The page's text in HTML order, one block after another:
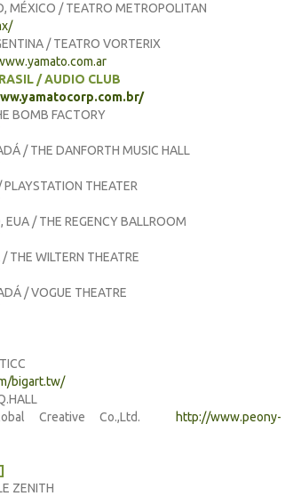
MÉXICO / TEATRO METROPOLITAN
/ TEATRO VORTERIX
/ AUDIO CLUB
BOMB FACTORY
/ THE DANFORTH MUSIC HALL
THEATER
/ THE REGENCY BALLROOM
THE WILTERN THEATRE
/ VOGUE THEATRE
bigart.tw/
Creative Co.,Ltd.
http://www.peony-
ZENITH